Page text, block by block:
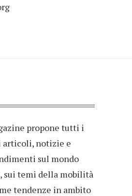
propone tutti i
articoli, notizie e
sul mondo
sui temi della mobilità
tendenze in ambito